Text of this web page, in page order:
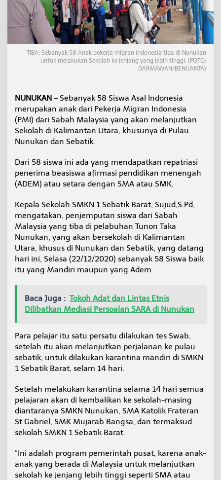
i
K
e
t
a
a
U
n
t
u
k
M
l
a
n
t
k
a
n
e
n
d
i
k
a
n
S
k
o
l
h
i
n
g
g
TIBA: Sebanyak 58 Anak pekerja migran Indonesia tiba di Nunukan
untuk melakukan Sekolah ke jenjang yang lebih tinggi. (FOTO:
DARMAWAN/BENUANTA)
NUNUKAN – Sebanyak 58 Siswa Asal Indonesia
merupakan anak dari Pekerja Migran Indonesia
(PMI) dari Sabah Malaysia yang akan melanjutkan
Sekolah di Kalimantan Utara, khusunya di Pulau
Nunukan dan Sebatik.
Dari 58 siswa ini ada yang mendapatkan repatriasi
penerima beasiswa afirmasi pendidikan menengah
(ADEM) atau setara dengan SMA atau SMK.
Kepala Sekolah SMKN 1 Sebatik Barat, Sujud,S.Pd,
mengatakan, penjemputan siswa dari Sabah
Malaysia yang tiba di pelabuhan Tunon Taka
Nunukan, yang akan bersekolah di Kalimantan
Utara, khusus di Nunukan dan Sebatik, yang datang
hari ini, Selasa (22/12/2020) sebanyak 58 Siswa baik
itu yang Mandiri maupun yang Adem.
Baca Juga : Tokoh Adat dan Lintas Etnis
Dilibatkan Mediasi Persoalan SARA di Nunukan
Para pelajar itu satu persatu dilakukan tes Swab,
setelah itu akan melanjutkan perjalanan ke pulau
sebatik, untuk dilakukan karantina mandiri di SMKN
1 Sebatik Barat, selam 14 hari.
Setelah melakukan karantina selama 14 hari semua
pelajaran akan di kembalikan ke sekolah-masing
diantaranya SMKN Nunukan, SMA Katolik Frateran
St Gabriel, SMK Mujarab Bangsa, dan termaksud
sekolah SMKN 1 Sebatik Barat.
“Ini adalah program pemerintah pusat, karena anak-
anak yang berada di Malaysia untuk melanjutkan
sekolah ke jenjang lebih tinggi seperti SMA atau